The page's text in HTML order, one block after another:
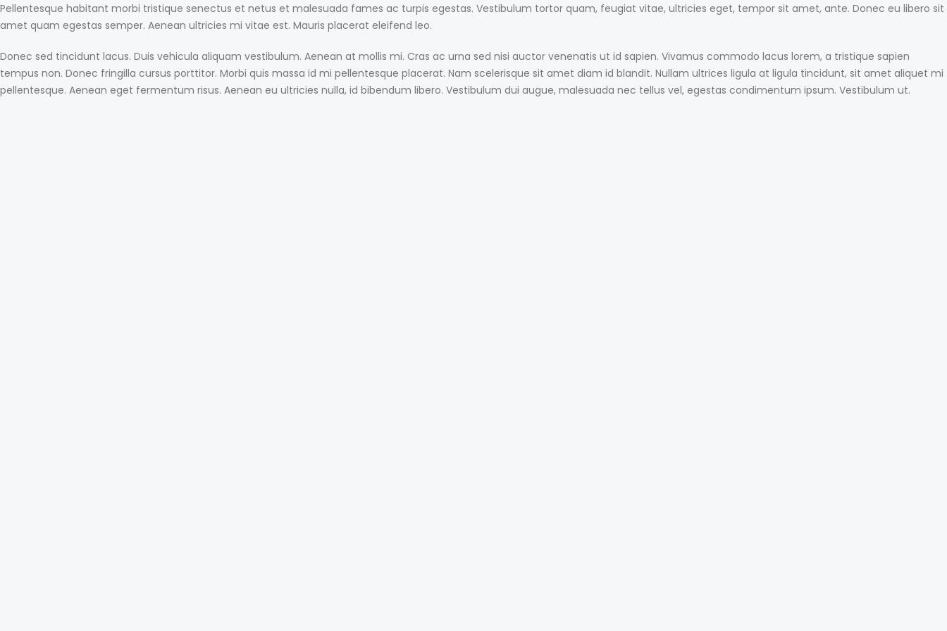
Pellentesque habitant morbi tristique senectus et netus et malesuada fames ac turpis egestas. Vestibulum tortor quam, feugiat vitae, ultricies eget, tempor sit amet, ante. Donec eu libero sit
amet quam egestas semper. Aenean ultricies mi vitae est. Mauris placerat eleifend leo.
Donec sed tincidunt lacus. Duis vehicula aliquam vestibulum. Aenean at mollis mi. Cras ac urna sed nisi auctor venenatis ut id sapien. Vivamus commodo lacus lorem, a tristique sapien
tempus non. Donec fringilla cursus porttitor. Morbi quis massa id mi pellentesque placerat. Nam scelerisque sit amet diam id blandit. Nullam ultrices ligula at ligula tincidunt, sit amet aliquet mi
pellentesque. Aenean eget fermentum risus. Aenean eu ultricies nulla, id bibendum libero. Vestibulum dui augue, malesuada nec tellus vel, egestas condimentum ipsum. Vestibulum ut.